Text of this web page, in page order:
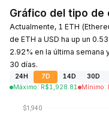
Gráfico del tipo de
Actualmente, 1 ETH
de ETH a USD ha up un
2.92% en la última semana
30 días.
24H 7D 14D 30D
Máximo: R$1,928.81 Mínimo: